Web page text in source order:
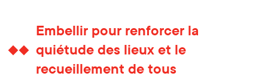
Embellir pour renforcer la
quiétude des lieux et le
recueillement de tous